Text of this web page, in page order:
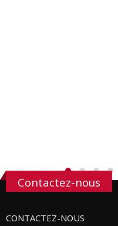
Contactez-nous
CONTACTEZ-NOUS